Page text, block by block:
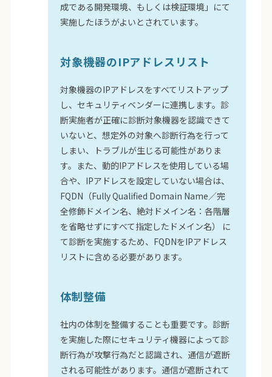
成である開発環境、もしくは検証環境」にて
実施したほうがよいとされています。
対象機器のIPアドレスリスト
対象機器のIPアドレスをすべてリストアップ
し、セキュリティベンダーに連携します。診
断実施者が正確に診断対象機器を認識できて
いないと、想定外の対象へ診断行為を行って
しまい、トラブルが生じる可能性がありま
す。また、動的IPアドレスを使用している場
合や、IPアドレスを設定していない場合は、
FQDN（Fully Qualified Domain Name／完
全修飾ドメイン名、絶対ドメイン名：各階層
を省略せずにすべて指定したドメイン名） に
て診断を実施するため、FQDNをIPアドレス
リストに含める必要があります。
体制整備
社内の体制を整備することも重要です。診断
を実施した際にセキュリティ機器によって診
断行為が攻撃行為だと認識され、通信が遮断
される可能性があります。通信が遮断されて